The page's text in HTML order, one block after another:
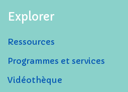
Explorer
Ressources
Programmes et services
Vidéothèque